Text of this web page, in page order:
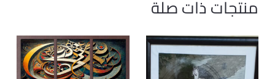
منتجات ذات صلة